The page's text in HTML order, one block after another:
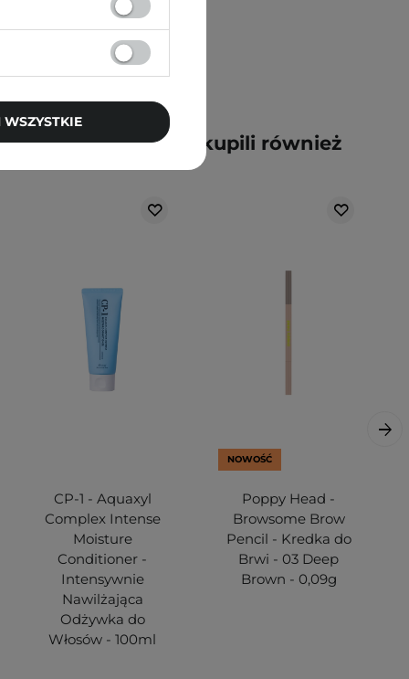
kupili ten produkt, kupili również
CP-1 - Aquaxyl
Complex Intense
Moisture
Conditioner -
Intensywnie
Nawilżająca
Odżywka do
Włosów - 100ml
NOWOŚĆ
Poppy Head -
Browsome Brow
Pencil - Kredka do
Brwi - 03 Deep
Brown - 0,09g